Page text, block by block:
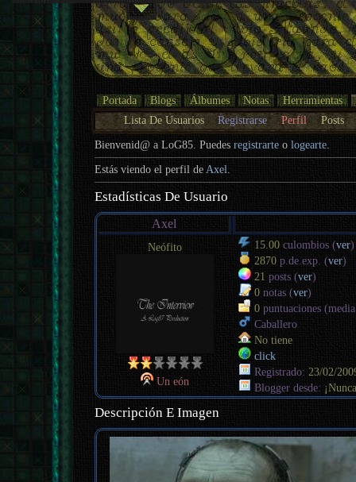
Portada Blogs Álbumes Notas
Herramientas
Lista De Usuarios
Registrarse Perfil Posts
Bienvenid@ a LoG85. Puedesregistrarte ologearte.
Estás viendo el perfil de Axel
Estadísticas De Usuario
Axel
Neófito
Un eón
15.00culombios (ver)
2870p.de.exp. (ver)
21 posts (ver)
0notas (ver)
0puntuaciones
Caballero
No tiene
click
Registrado: 23/02/
Blogger desde:
Descripción E Imagen